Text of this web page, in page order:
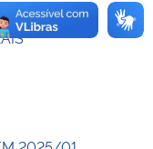
N.